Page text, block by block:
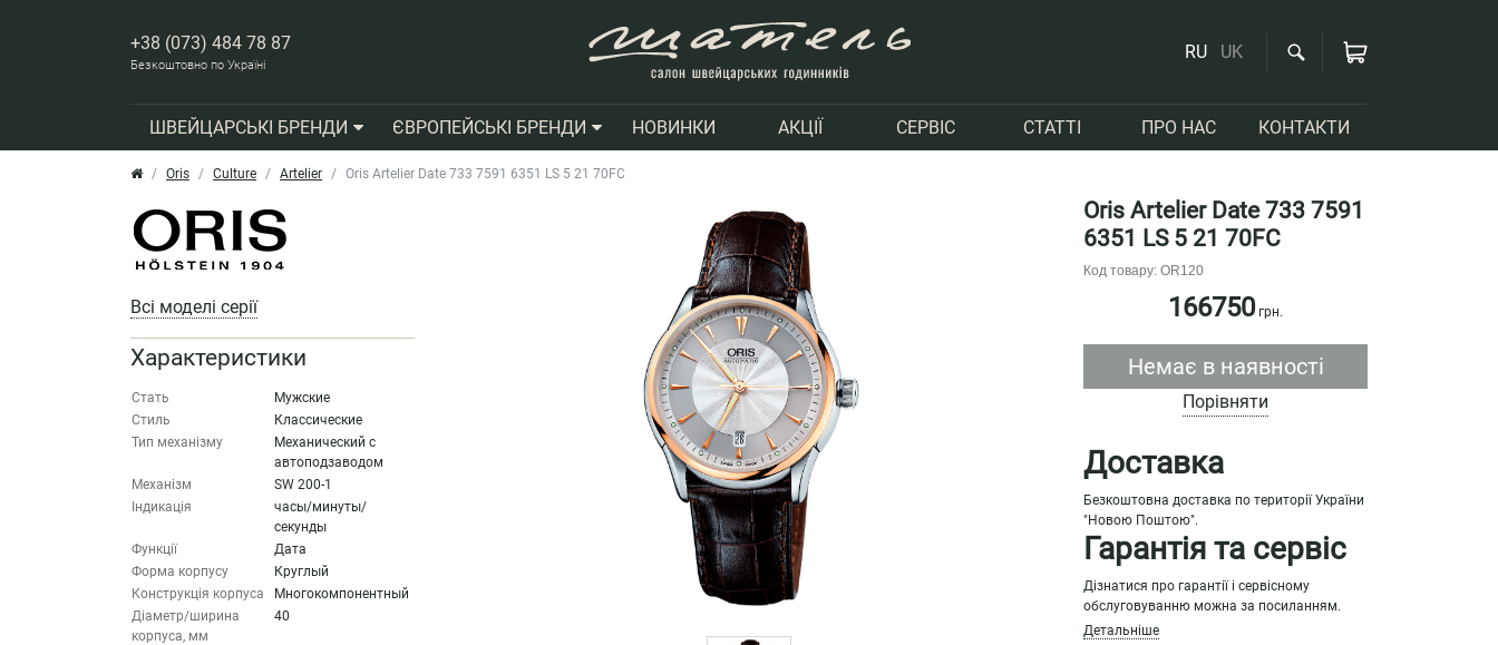
+38 (073) 484 78 87
Безкоштовно по Україні
RU UK
ШВЕЙЦАРСЬКІ БРЕНДИ ЄВРОПЕЙСЬКІ БРЕНДИ НОВИНКИ АКЦІЇ СЕРВІС СТАТТІ ПРО НАС КОНТАКТИ
Oris Culture Artelier Oris Artelier Date 733 7591 6351 LS 5 21 70FC
Всі моделі серії
Характеристики
Стать
Мужские
Стиль
Классические
Тип механізму
Механический с
автоподзаводом
Механізм
SW 200-1
Індикація
часы/минуты/
секунды
Функції
Дата
Форма корпусу
Круглый
Конструкція корпуса
Многокомпонентный
Діаметр/ширина
корпуса, мм
40
Oris Artelier Date 733 7591
6351 LS 5 21 70FC
Код товару: OR120
166750грн.
Немає в наявності
Порівняти
Доставка
Безкоштовна доставка по території України
"Новою Поштою".
Гарантія та сервіс
Дізнатися про гарантії і сервісному
обслуговуванню можна за посиланням.
Детальніше